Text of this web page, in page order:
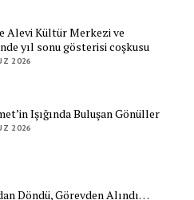
Alevi Kültür Merkezi ve
yıl sonu gösterisi coşkusu
2026
Işığında Buluşan Gönüller
2026
Döndü, Görevden Alındı…